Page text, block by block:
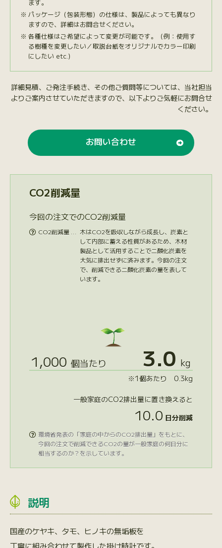
ます。
パッケージ（包装形態）の仕様は、製品によっても異なり
ますので、詳細はお問合せください。
各種仕様はご希望によって変更が可能です。（例：使用す
る樹種を変更したい／取説台紙をオリジナルでカラー印刷
にしたい etc.）
詳細見積、ご発注手続き、その他ご質問等については、当社担当
よりご案内させていただきますので、以下よりご気軽にお問合せ
ください。
お問い合わせ
CO2削減量
今回の注文でのCO2削減量
 CO2削減量 …
木はCO2を吸収しながら成長し、炭素と
して内部に蓄える性質があるため、木材
製品として活用することで二酸化炭素を
大気に排出せずに済みます。今回の注文
で、削減できる二酸化炭素の量を表して
います。
1,000 個当たり 3.0 kg
※1個あたり 0.3kg
一般家庭のCO2排出量に置き換えると
10.0 日分削減
 環境省発表の「家庭の中からのCO2排出量」をもとに、
今回の注文で削減できるCO2の量が一般家庭の何日分に
相当するのか？を示しています。
説明
国産のケヤキ、タモ、ヒノキの無垢板を
丁寧に組み合わせて製作した掛け時計です。